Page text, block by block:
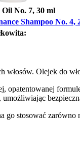
No. 7, 30 ml
Shampoo No. 4,
włosów. Olejek do
opatentowanej
umożliwiając
go stosować zarówno